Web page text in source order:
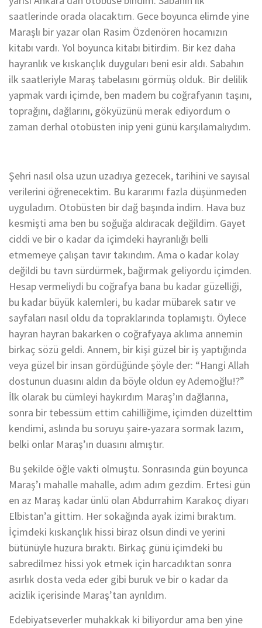
saatlerinde orada olacaktım. Gece boyunca elimde yine
Maraşlı bir yazar olan Rasim Özdenören hocamızın
kitabı vardı. Yol boyunca kitabı bitirdim. Bir kez daha
hayranlık ve kıskançlık duyguları beni esir aldı. Sabahın
ilk saatleriyle Maraş tabelasını görmüş olduk. Bir delilik
yapmak vardı içimde, ben madem bu coğrafyanın taşını,
toprağını, dağlarını, gökyüzünü merak ediyordum o
zaman derhal otobüsten inip yeni günü karşılamalıydım.
Şehri nasıl olsa uzun uzadıya gezecek, tarihini ve sayısal
verilerini öğrenecektim. Bu kararımı fazla düşünmeden
uyguladım. Otobüsten bir dağ başında indim. Hava buz
kesmişti ama ben bu soğuğa aldıracak değildim. Gayet
ciddi ve bir o kadar da içimdeki hayranlığı belli
etmemeye çalışan tavır takındım. Ama o kadar kolay
değildi bu tavrı sürdürmek, bağırmak geliyordu içimden.
Hesap vermeliydi bu coğrafya bana bu kadar güzelliği,
bu kadar büyük kalemleri, bu kadar mübarek satır ve
sayfaları nasıl oldu da topraklarında toplamıştı. Öylece
hayran hayran bakarken o coğrafyaya aklıma annemin
birkaç sözü geldi. Annem, bir kişi güzel bir iş yaptığında
veya güzel bir insan gördüğünde şöyle der: “Hangi Allah
dostunun duasını aldın da böyle oldun ey Ademoğlu!?”
İlk olarak bu cümleyi haykırdım Maraş’ın dağlarına,
sonra bir tebessüm ettim cahilliğime, içimden düzelttim
kendimi, aslında bu soruyu şaire-yazara sormak lazım,
belki onlar Maraş’ın duasını almıştır.
Bu şekilde öğle vakti olmuştu. Sonrasında gün boyunca
Maraş’ı mahalle mahalle, adım adım gezdim. Ertesi gün
en az Maraş kadar ünlü olan Abdurrahim Karakoç diyarı
Elbistan’a gittim. Her sokağında ayak izimi bıraktım.
İçimdeki kıskançlık hissi biraz olsun dindi ve yerini
bütünüyle huzura bıraktı. Birkaç günü içimdeki bu
sabredilmez hissi yok etmek için harcadıktan sonra
asırlık dosta veda eder gibi buruk ve bir o kadar da
acizlik içerisinde Maraş’tan ayrıldım.
Edebiyatseverler muhakkak ki biliyordur ama ben yine